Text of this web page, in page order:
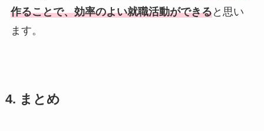
作ることで、効率のよい就職活動ができると思い
ます。
4. まとめ